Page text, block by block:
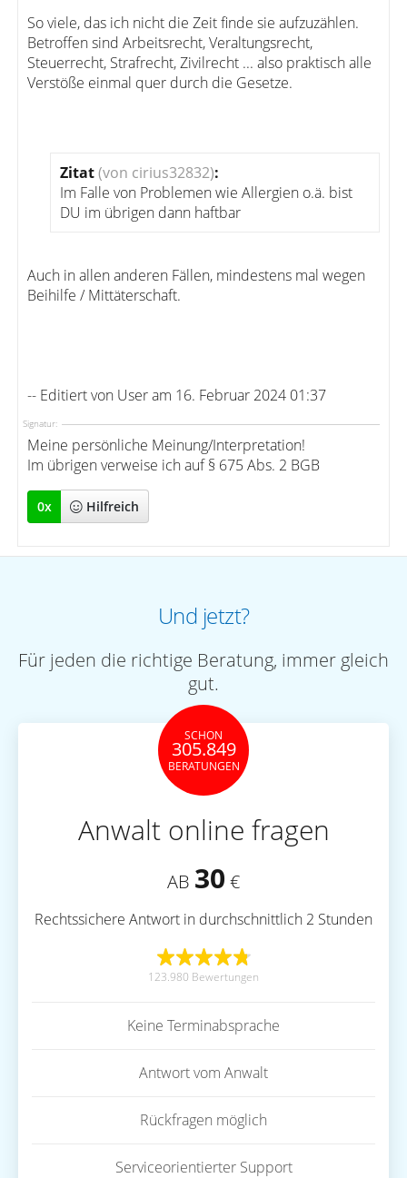
So viele, das ich nicht die Zeit finde sie aufzuzählen.
Betroffen sind Arbeitsrecht, Veraltungsrecht,
Steuerrecht, Strafrecht, Zivilrecht ... also praktisch alle
Verstöße einmal quer durch die Gesetze.
Zitat(von cirius32832):
Im Falle von Problemen wie Allergien o.ä. bist
DU im übrigen dann haftbar
Auch in allen anderen Fällen, mindestens mal wegen
Beihilfe / Mittäterschaft.
-- Editiert von User am 16. Februar 2024 01:37
Signatur:
Meine persönliche Meinung/Interpretation!
Im übrigen verweise ich auf § 675 Abs. 2 BGB
0x Hilfreich
Und jetzt?
Für jeden die richtige Beratung, immer gleich
gut.
SCHON
305.849
BERATUNGEN
Anwalt online fragen
AB 30 €
Rechtssichere Antwort in durchschnittlich 2 Stunden
123.980 Bewertungen
Keine Terminabsprache
Antwort vom Anwalt
Rückfragen möglich
Serviceorientierter Support